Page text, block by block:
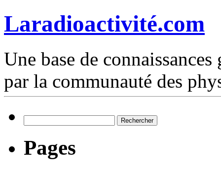
Laradioactivité.com
Une base de
par la communauté des
Pages